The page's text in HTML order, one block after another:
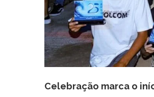
Celebração marca o